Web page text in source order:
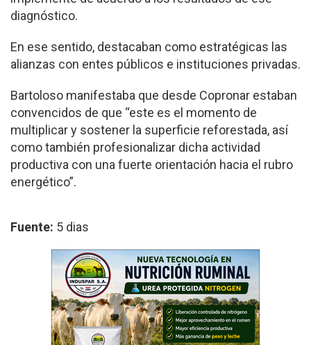
diag­nóstico.
En ese sentido, destaca­ban como estratégicas las
alianzas con entes públi­cos e instituciones priva­das.
Bartoloso manifestaba que desde Copronar esta­ban
convencidos de que “este es el momento de
multiplicar y sostener la superficie reforestada, así
como también profesio­nalizar dicha actividad
productiva con una fuerte orientación hacia el rubro
energético”.
Fuente: 5 dias